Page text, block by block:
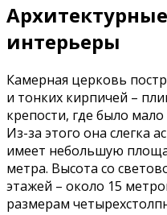
интерьеры
Камерная церковь
и тонких кирпичей –
крепости, где было
Из-за этого она слегка
имеет небольшую
метра. Высота со
этажей – около 15
размерам